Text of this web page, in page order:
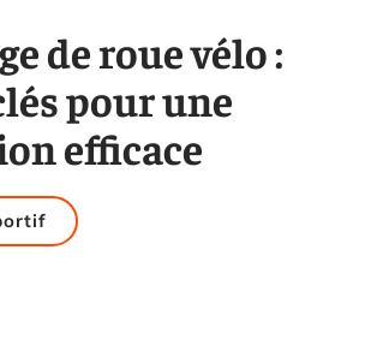
de roue vélo :
pour une
efficace